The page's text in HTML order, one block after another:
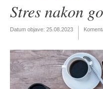
Stres nakon
Datum objave: 25.08.2023